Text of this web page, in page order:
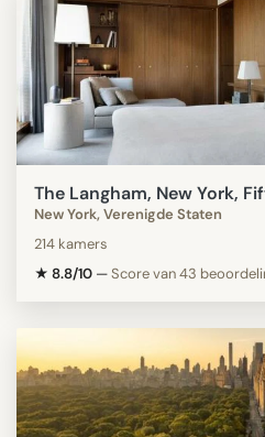
The Langham, New York,
New York, Verenigde Staten
214 kamers
★ 8.8/10 —Score van 43